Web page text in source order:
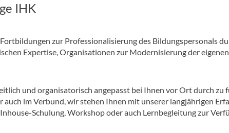
IHK
zur Professionalisierung des Bildungspersonals
Expertise, Organisationen zur Modernisierung der
und organisatorisch angepasst bei Ihnen vor Ort durch zu
im Verbund, wir stehen Ihnen mit unserer langjährigen
Schulung, Workshop oder auch Lernbegleitung zur